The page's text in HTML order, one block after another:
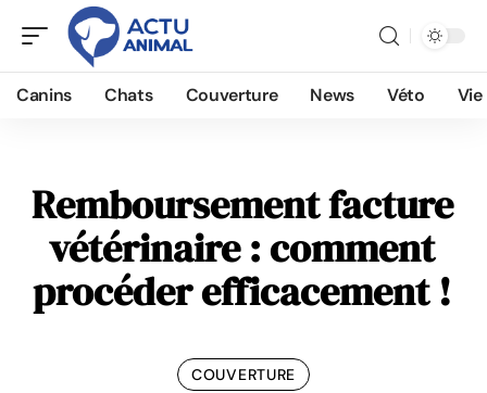
Canins Chats Couverture News Véto
Remboursement facture
vétérinaire : comment
procéder efficacement !
COUVERTURE